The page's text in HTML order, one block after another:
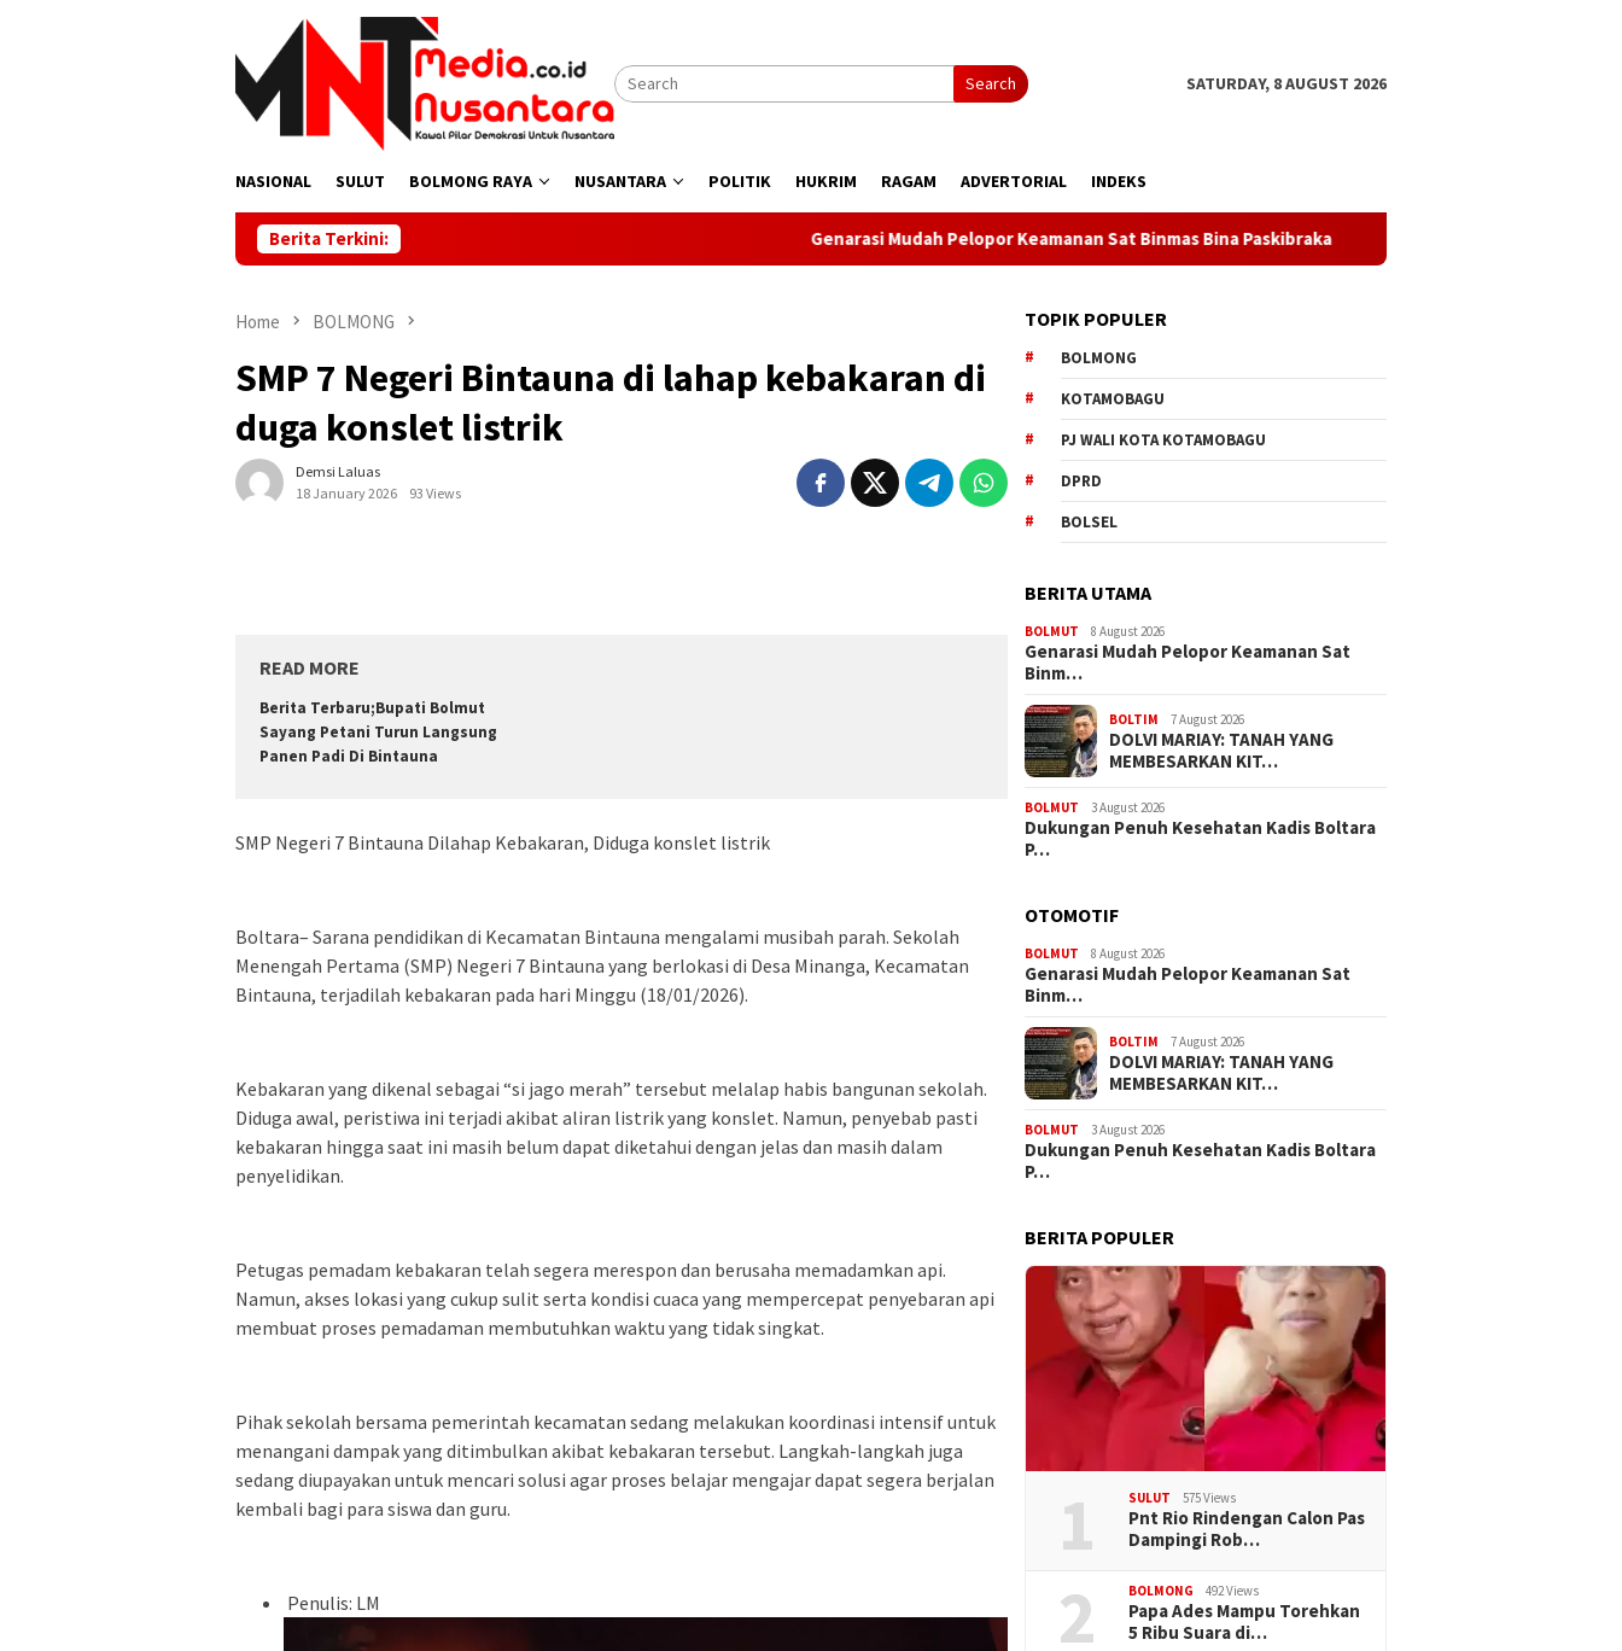
Search
SATURDAY, 8 AUGUST 2026
NASIONAL SULUT BOLMONG RAYA NUSANTARA POLITIK HUKRIM RAGAM ADVERTORIAL INDEKS
Berita Terkini: Genarasi Mudah Pelopor Keamanan Sat Binmas Bina Paskibraka DOLVI MARIAY: TANAH YANG
Home BOLMONG
SMP 7 Negeri Bintauna di lahap kebakaran di
duga konslet listrik
Demsi Laluas
18 January 2026
93 Views
READ MORE
Berita Terbaru;Bupati Bolmut
Sayang Petani Turun Langsung
Panen Padi Di Bintauna
SMP Negeri 7 Bintauna Dilahap Kebakaran, Diduga konslet listrik
Boltara– Sarana pendidikan di Kecamatan Bintauna mengalami musibah parah. Sekolah
Menengah Pertama (SMP) Negeri 7 Bintauna yang berlokasi di Desa Minanga, Kecamatan
Bintauna, terjadilah kebakaran pada hari Minggu (18/01/2026).
Kebakaran yang dikenal sebagai “si jago merah” tersebut melalap habis bangunan sekolah.
Diduga awal, peristiwa ini terjadi akibat aliran listrik yang konslet. Namun, penyebab pasti
kebakaran hingga saat ini masih belum dapat diketahui dengan jelas dan masih dalam
penyelidikan.
Petugas pemadam kebakaran telah segera merespon dan berusaha memadamkan api.
Namun, akses lokasi yang cukup sulit serta kondisi cuaca yang mempercepat penyebaran api
membuat proses pemadaman membutuhkan waktu yang tidak singkat.
Pihak sekolah bersama pemerintah kecamatan sedang melakukan koordinasi intensif untuk
menangani dampak yang ditimbulkan akibat kebakaran tersebut. Langkah-langkah juga
sedang diupayakan untuk mencari solusi agar proses belajar mengajar dapat segera berjalan
kembali bagi para siswa dan guru.
Penulis: LM
TOPIK POPULER
BOLMONG
KOTAMOBAGU
PJ WALI KOTA KOTAMOBAGU
DPRD
BOLSEL
BERITA UTAMA
BOLMUT 8 August 2026
Genarasi Mudah Pelopor Keamanan Sat
Binm…
BOLTIM 7 August 2026
DOLVI MARIAY: TANAH YANG
MEMBESARKAN KIT…
BOLMUT 3 August 2026
Dukungan Penuh Kesehatan Kadis Boltara
P…
OTOMOTIF
BOLMUT 8 August 2026
Genarasi Mudah Pelopor Keamanan Sat
Binm…
BOLTIM 7 August 2026
DOLVI MARIAY: TANAH YANG
MEMBESARKAN KIT…
BOLMUT 3 August 2026
Dukungan Penuh Kesehatan Kadis Boltara
P…
BERITA POPULER
1 SULUT 575 Views
Pnt Rio Rindengan Calon Pas
Dampingi Rob…
2 BOLMONG 492 Views
Papa Ades Mampu Torehkan
5 Ribu Suara di…